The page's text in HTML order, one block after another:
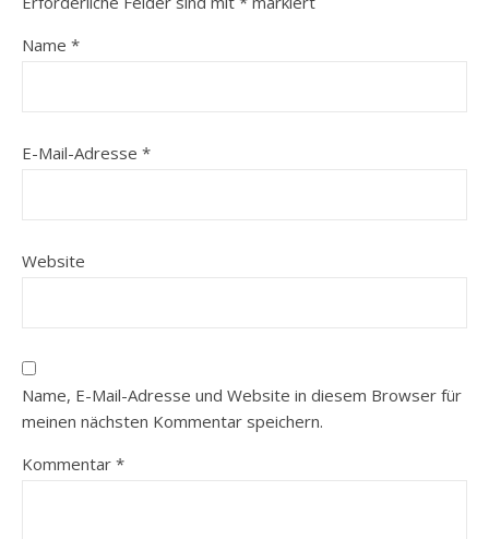
Name *
E-Mail-Adresse *
Website
Name, E-Mail-Adresse und Website in diesem Browser für
meinen nächsten Kommentar speichern.
Kommentar *